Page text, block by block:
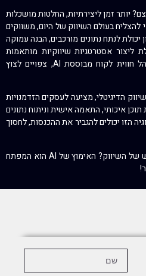
יותר זמן ליצירתיות, החלטות מושכלות
להצליח בעולם השיווק של היום, משווקים
יכולת לנתח נתונים מורכבים, הבנה עמוקה
ליצור אסטרטגיות שיווקיות מותאמות
אישית. תפקידים חדשים, כמו מנהל חווית לקוח מבוססת AI, צפויים לצוץ
הדיגיטלי, מציעה לעסקים הזדמנויות
איכותי, התאמה אישית וניתוח נתונים
הזו יכולים להגביר את ההכנסות, לחסוך
האם אתה מוכן להיכנס לעידן החדש של השיווק? האימוץ של AI הוא המפתח